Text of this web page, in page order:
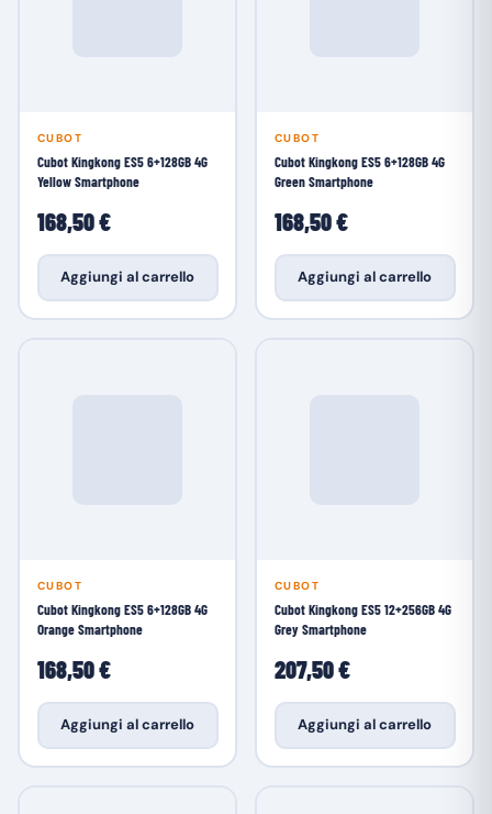
CUBOT
Cubot Kingkong ES5 6+128GB 4G
Yellow Smartphone
168,50 €
Aggiungi al carrello
CUBOT
Cubot Kingkong ES5 6+128GB 4G
Green Smartphone
168,50 €
Aggiungi al carrello
CUBOT
Cubot Kingkong ES5 6+128GB 4G
Orange Smartphone
168,50 €
Aggiungi al carrello
CUBOT
Cubot Kingkong ES5 12+256GB 4G
Grey Smartphone
207,50 €
Aggiungi al carrello